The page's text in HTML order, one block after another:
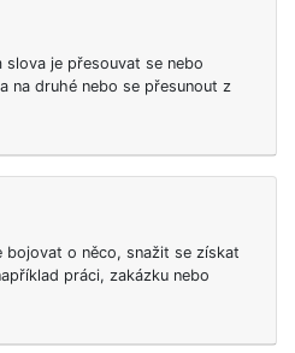
slova je přesouvat se nebo
na druhé nebo se přesunout z
bojovat o něco, snažit se získat
práci, zakázku nebo